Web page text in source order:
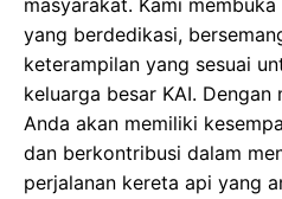
masyarakat. Kami
yang berdedikasi,
keterampilan yang sesuai
keluarga besar KAI.
Anda akan memiliki
dan berkontribusi dalam
perjalanan kereta api yang